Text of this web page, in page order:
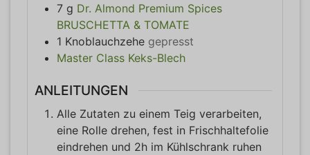
7 g Dr. Almond Premium Spices
BRUSCHETTA & TOMATE
1 Knoblauchzehe gepresst
Master Class Keks-Blech
ANLEITUNGEN
Alle Zutaten zu einem Teig verarbeiten,
eine Rolle drehen, fest in Frischhaltefolie
eindrehen und 2h im Kühlschrank ruhen